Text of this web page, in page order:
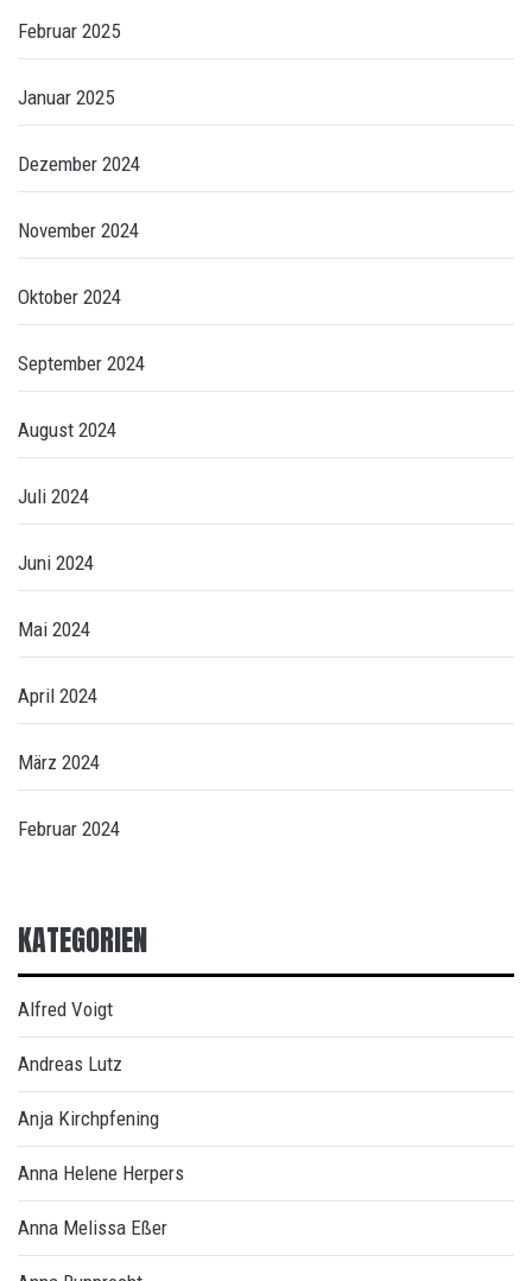
Februar 2025
Januar 2025
Dezember 2024
November 2024
Oktober 2024
September 2024
August 2024
Juli 2024
Juni 2024
Mai 2024
April 2024
März 2024
Februar 2024
KATEGORIEN
Alfred Voigt
Andreas Lutz
Anja Kirchpfening
Anna Helene Herpers
Anna Melissa Eßer